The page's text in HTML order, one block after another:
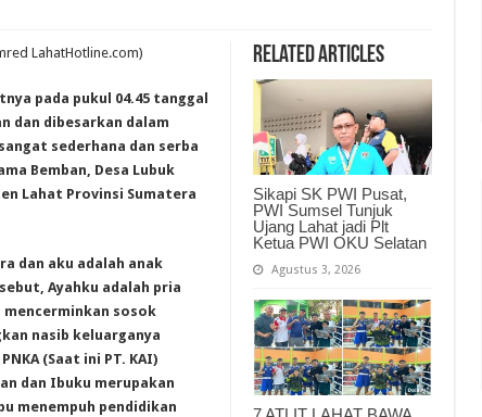
Related Articles
Sikapi SK PWI Pusat,
PWI Sumsel Tunjuk
Ujang Lahat jadi Plt
Ketua PWI OKU Selatan
Agustus 3, 2026
LahatHotline.com)
pada pukul 04.45 tanggal
dan dibesarkan dalam
sederhana dan serba
Bemban, Desa Lubuk
Lahat Provinsi Sumatera
dan aku adalah anak
Ayahku adalah pria
mencerminkan sosok
nasib keluarganya
(Saat ini PT. KAI)
dan Ibuku merupakan
menempuh pendidikan